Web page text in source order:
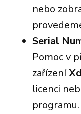
nebo
Serial
Pomoc v
zařízení
licenci
programu.